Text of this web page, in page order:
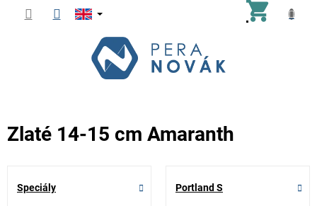
Zlaté 14-15 cm Amaranth
Speciály Portland S